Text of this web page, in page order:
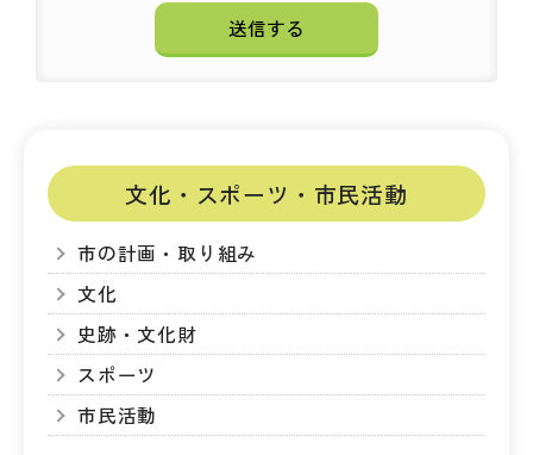
文化・スポーツ・市民活動
市の計画・取り組み
文化
史跡・文化財
スポーツ
市民活動